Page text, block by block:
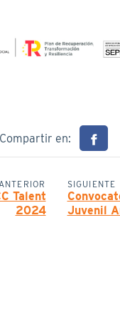
Compartir en:
Talent
2024
SIGUIENTE
Juvenil